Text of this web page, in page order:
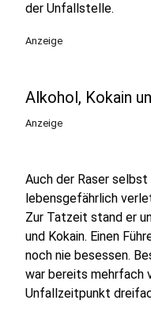
der Unfallstelle.
Anzeige
Alkohol, Kokain
Anzeige
Auch der Raser
lebensgefährlich
Zur Tatzeit stand er
und Kokain. Einen
noch nie besessen.
war bereits mehrfach
Unfallzeitpunkt